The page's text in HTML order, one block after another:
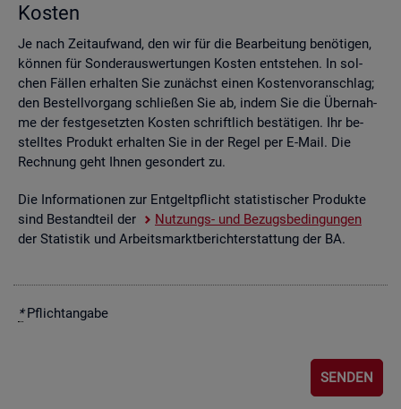
Kos­ten
Je nach Zeit­auf­wand, den wir für die Be­ar­bei­tung be­nö­ti­gen,
kön­nen für Son­der­aus­wer­tun­gen Kos­ten ent­ste­hen. In sol­
chen Fäl­len er­hal­ten Sie zu­nächst einen Kos­ten­vor­anschlag;
den Be­stell­vor­gang schlie­ßen Sie ab, indem Sie die Über­nah­
me der fest­ge­setz­ten Kos­ten schrift­lich be­stä­ti­gen. Ihr be­
stell­tes Pro­dukt er­hal­ten Sie in der Regel per E-Mail. Die
Rech­nung geht Ihnen ge­son­dert zu.
Die In­for­ma­tio­nen zur Ent­gelt­pflicht sta­tis­ti­scher Pro­duk­te
sind Be­stand­teil der
Nut­zungs- und Be­zugs­be­din­gun­gen
der Sta­tis­tik und Ar­beits­markt­be­richt­erstat­tung der BA.
*Pflicht­an­ga­be